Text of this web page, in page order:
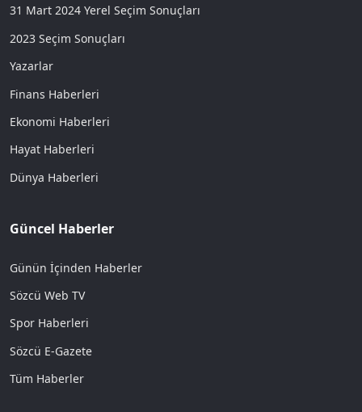
31 Mart 2024 Yerel Seçim Sonuçları
2023 Seçim Sonuçları
Yazarlar
Finans Haberleri
Ekonomi Haberleri
Hayat Haberleri
Dünya Haberleri
Güncel Haberler
Günün İçinden Haberler
Sözcü Web TV
Spor Haberleri
Sözcü E-Gazete
Tüm Haberler